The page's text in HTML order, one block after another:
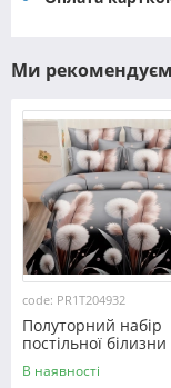
Ми
code: PR1T204932
Полуторний набір
постільної білизни
150*220 із
№204932
В наявності